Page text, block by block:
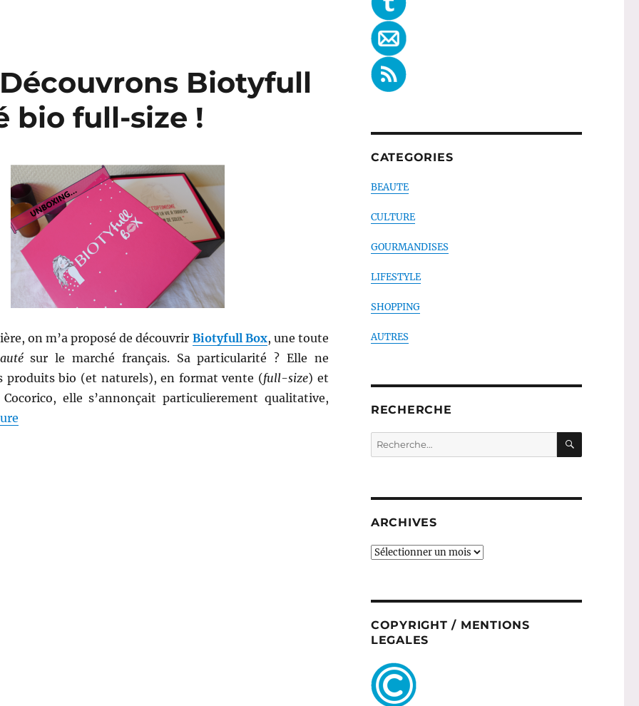
Biotyfull
bio full-size !
on m’a proposé de découvrir Biotyfull Box, une toute
sur le marché français. Sa particularité ? Elle ne
produits bio (et naturels), en format vente (full-size) et
Cocorico, elle s’annonçait particulierement qualitative,
de « Shopping # 244 : Découvrons Biotyfull Box, la box beauté bio full-size ! »
CATEGORIES
BEAUTE
CULTURE
GOURMANDISES
LIFESTYLE
SHOPPING
AUTRES
RECHERCHE
Recherche
pour :
ARCHIVES
ARCHIVES
COPYRIGHT / MENTIONS
LEGALES